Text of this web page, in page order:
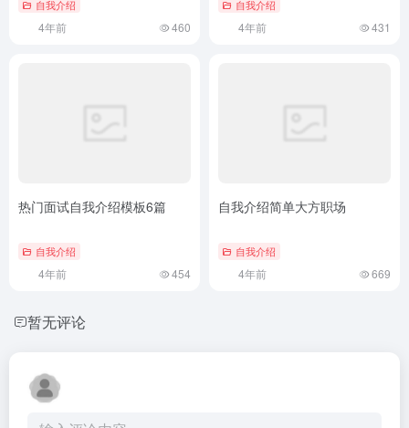
自我介绍
4年前 460
自我介绍
4年前 431
热门面试自我介绍模板6篇
自我介绍
4年前 454
自我介绍简单大方职场
自我介绍
4年前 669
暂无评论